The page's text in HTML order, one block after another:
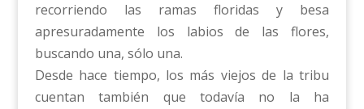
recorriendo las ramas floridas y besa
apresuradamente los labios de las flores,
buscando una, sólo una.
Desde hace tiempo, los más viejos de la tribu
cuentan también que todavía no la ha